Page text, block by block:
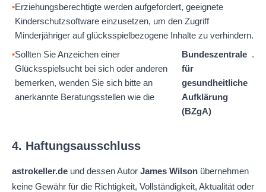
Erziehungsberechtigte werden aufgefordert, geeignete
Kinderschutzsoftware einzusetzen, um den Zugriff
Minderjähriger auf glücksspielbezogene Inhalte zu verhindern.
Sollten Sie Anzeichen einer
Glücksspielsucht bei sich oder anderen
bemerken, wenden Sie sich bitte an
anerkannte Beratungsstellen wie die
Bundeszentrale
für
gesundheitliche
Aufklärung
(BZgA)
.
4. Haftungsausschluss
astrokeller.de und dessen Autor James Wilson übernehmen
keine Gewähr für die Richtigkeit, Vollständigkeit, Aktualität oder